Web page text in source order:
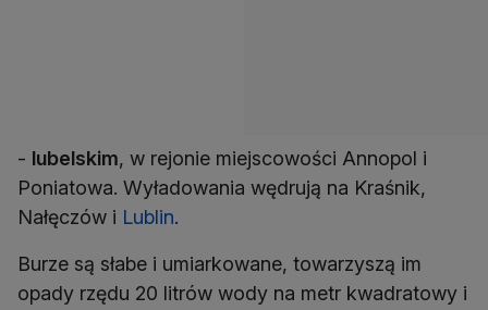
- lubelskim, w rejonie miejscowości Annopol i
Poniatowa. Wyładowania wędrują na Kraśnik,
Nałęczów i Lublin.
Burze są słabe i umiarkowane, towarzyszą im
opady rzędu 20 litrów wody na metr kwadratowy i